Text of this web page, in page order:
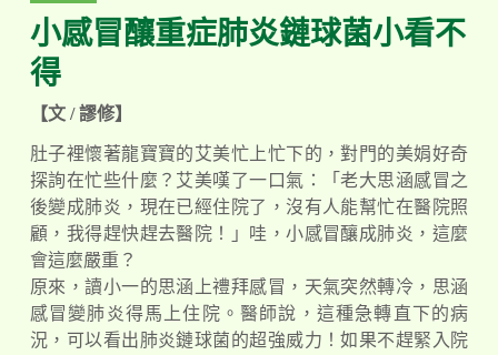
小感冒釀重症肺炎鏈球菌小看不
得
【文 / 謬修】
肚子裡懷著龍寶寶的艾美忙上忙下的，對門的美娟好奇
探詢在忙些什麼？艾美嘆了一口氣：「老大思涵感冒之
後變成肺炎，現在已經住院了，沒有人能幫忙在醫院照
顧，我得趕快趕去醫院！」哇，小感冒釀成肺炎，這麼
會這麼嚴重？
原來，讀小一的思涵上禮拜感冒，天氣突然轉冷，思涵
感冒變肺炎得馬上住院。醫師說，這種急轉直下的病
況，可以看出肺炎鏈球菌的超強威力！如果不趕緊入院